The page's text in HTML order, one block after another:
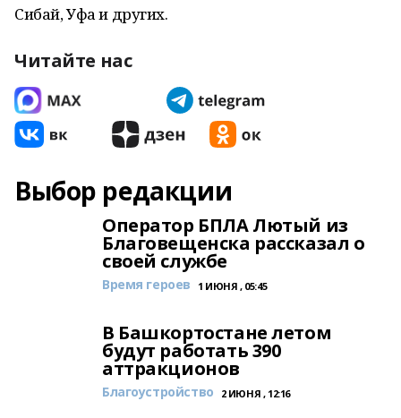
Сибай, Уфа и других.
Читайте нас
Выбор редакции
Оператор БПЛА Лютый из
Благовещенска рассказал о
своей службе
Время героев 1 ИЮНЯ , 05:45
В Башкортостане летом
будут работать 390
аттракционов
Благоустройство 2 ИЮНЯ , 12:16